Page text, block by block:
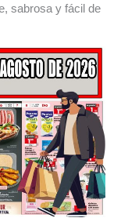
sabrosa y fácil de